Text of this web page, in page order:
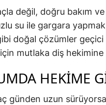
değil, doğru bakım
su ile gargara
doğal çözümler
mutlaka diş hekimine
HEKIME
günden uzun